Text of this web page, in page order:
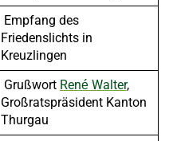
Empfang des
Friedenslichts in
Kreuzlingen
Grußwort René Walter,
Großratspräsident Kanton
Thurgau